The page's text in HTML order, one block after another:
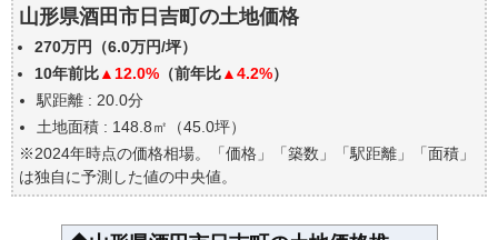
山形県酒田市日吉町の土地の過去の売買事例
公示地価はいくら
エリアの将来性を人口予想から検討しよう
自分の年収でいくらの不動産が買える？
山形県酒田市日吉町の土地価格
270万円（6.0万円/坪）
10年前比▲12.0% （前年比▲4.2%）
駅距離 : 20.0分
土地面積 : 148.8㎡（45.0坪）
※2024年時点の価格相場。「価格」「築数」「駅距離」「面積」
は独自に予測した値の中央値。